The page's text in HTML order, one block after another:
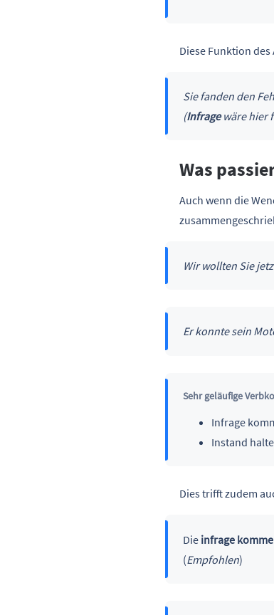
Diese Funktion
Sie fanden den
(Infragewäre hier
Was
Auch wenn die
Wir wollten Sie
Er konnte sein
Sehr geläufige
Infrage
Instand
Dies trifft zudem
Die infrage
(Empfohlen)